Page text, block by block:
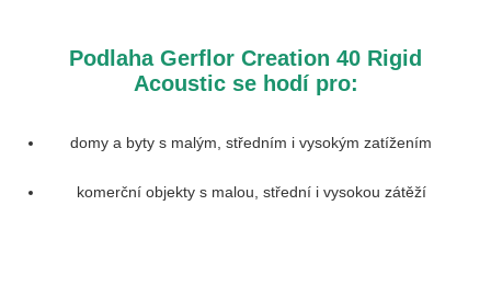
Podlaha Gerflor Creation 40 Rigid
Acoustic se hodí pro:
domy a byty s malým, středním i vysokým zatížením
komerční objekty s malou, střední i vysokou zátěží